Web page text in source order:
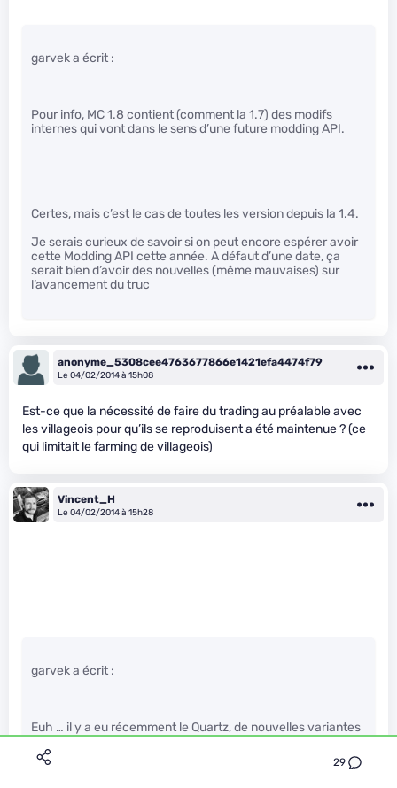
29
garvek a écrit :
Pour info, MC 1.8 contient (comment la 1.7) des modifs
internes qui vont dans le sens d’une future modding API.
Certes, mais c’est le cas de toutes les version depuis la 1.4.
Je serais curieux de savoir si on peut encore espérer avoir
cette Modding API cette année. A défaut d’une date, ça
serait bien d’avoir des nouvelles (même mauvaises) sur
l’avancement du truc
anonyme_5308cee4763677866e1421efa4474f79
Le 04/02/2014 à 15h08
Est-ce que la nécessité de faire du trading au préalable avec
les villageois pour qu’ils se reproduisent a été maintenue ? (ce
qui limitait le farming de villageois)
Vincent_H
Le 04/02/2014 à 15h28
garvek a écrit :
Euh … il y a eu récemment le Quartz, de nouvelles variantes
de pierre taillées, et j’en oublie.